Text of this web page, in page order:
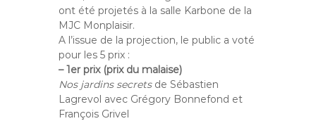
ont été projetés à la salle Karbone de la
MJC Monplaisir.
A l’issue de la projection, le public a voté
pour les 5 prix :
– 1er prix (prix du malaise)
Nos jardins secretsdeSébastien
Lagrevol avec Grégory Bonnefond et
François Grivel